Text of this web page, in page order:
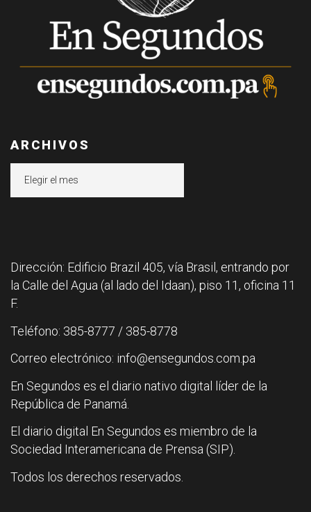
ARCHIVOS
Dirección: Edificio Brazil 405, vía Brasil, entrando por
la Calle del Agua (al lado del Idaan), piso 11, oficina 11
F.
Teléfono: 385-8777 / 385-8778
Correo electrónico: info@ensegundos.com.pa
En Segundos es el diario nativo digital líder de la
República de Panamá.
El diario digital En Segundos es miembro de la
Sociedad Interamericana de Prensa (SIP).
Todos los derechos reservados.